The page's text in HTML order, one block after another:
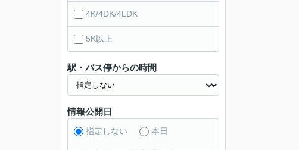
4K/4DK/4LDK
5K以上
駅・バス停からの時間
情報公開日
指定しない 本日